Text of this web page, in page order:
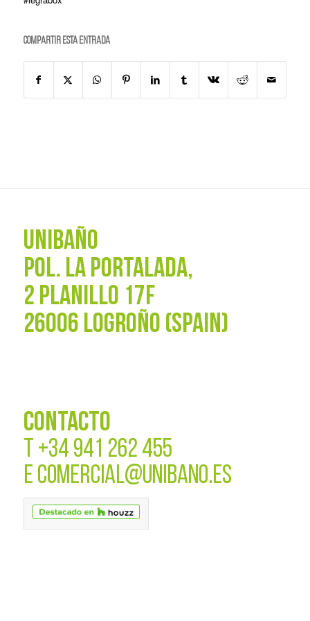
Compartir esta entrada
UNIBAÑO
POL. La Portalada,
2 PLANILLO 17F
26006 LOGROÑO (SPAIN)
CONTACTO
T +34 941 262 455
E COMERCIAL@UNIBANO.ES